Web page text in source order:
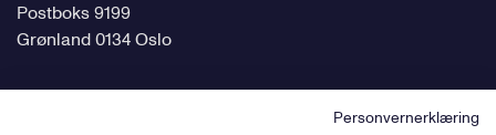
Postboks 9199
Grønland 0134 Oslo
Personvernerklæring